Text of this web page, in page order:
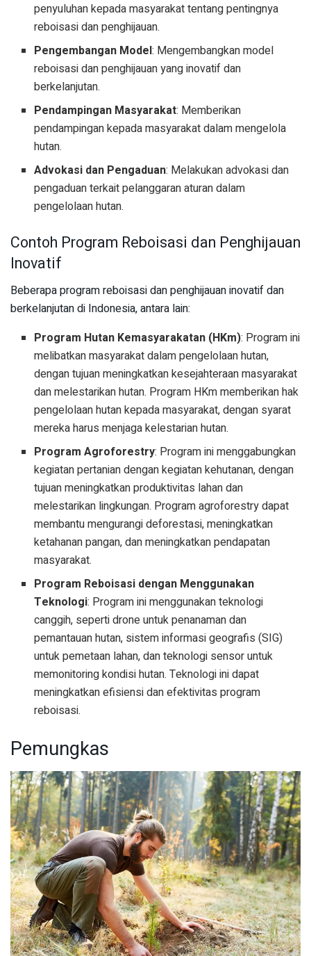
penyuluhan kepada masyarakat tentang pentingnya
reboisasi dan penghijauan.
Pengembangan Model: Mengembangkan model
reboisasi dan penghijauan yang inovatif dan
berkelanjutan.
Pendampingan Masyarakat: Memberikan
pendampingan kepada masyarakat dalam mengelola
hutan.
Advokasi dan Pengaduan: Melakukan advokasi dan
pengaduan terkait pelanggaran aturan dalam
pengelolaan hutan.
Contoh Program Reboisasi dan Penghijauan
Inovatif
Beberapa program reboisasi dan penghijauan inovatif dan
berkelanjutan di Indonesia, antara lain:
Program Hutan Kemasyarakatan (HKm): Program ini
melibatkan masyarakat dalam pengelolaan hutan,
dengan tujuan meningkatkan kesejahteraan masyarakat
dan melestarikan hutan. Program HKm memberikan hak
pengelolaan hutan kepada masyarakat, dengan syarat
mereka harus menjaga kelestarian hutan.
Program Agroforestry: Program ini menggabungkan
kegiatan pertanian dengan kegiatan kehutanan, dengan
tujuan meningkatkan produktivitas lahan dan
melestarikan lingkungan. Program agroforestry dapat
membantu mengurangi deforestasi, meningkatkan
ketahanan pangan, dan meningkatkan pendapatan
masyarakat.
Program Reboisasi dengan Menggunakan
Teknologi: Program ini menggunakan teknologi
canggih, seperti drone untuk penanaman dan
pemantauan hutan, sistem informasi geografis (SIG)
untuk pemetaan lahan, dan teknologi sensor untuk
memonitoring kondisi hutan. Teknologi ini dapat
meningkatkan efisiensi dan efektivitas program
reboisasi.
Pemungkas